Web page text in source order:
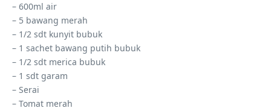
– 600ml air
– 5 bawang merah
– 1/2 sdt kunyit bubuk
– 1 sachet bawang putih bubuk
– 1/2 sdt merica bubuk
– 1 sdt garam
– Serai
– Tomat merah